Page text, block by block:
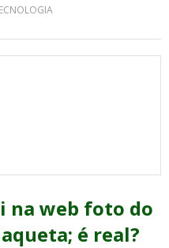
na web foto do
é real?